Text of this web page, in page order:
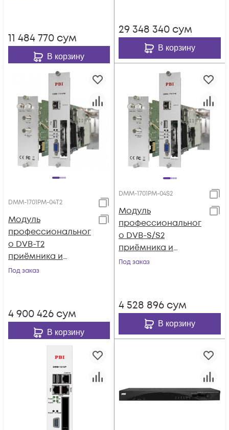
11 484 770 сум
В корзину
29 348 340 сум
В корзину
DMM-1701PM-04T2
Модуль
профессиональног
о DVB-T2
приёмника и
двойного
Под заказ
4 900 426 сум
В корзину
DMM-1701PM-04S2
Модуль
профессиональног
о DVB-S/S2
приёмника и
двойного
Под заказ
4 528 896 сум
В корзину